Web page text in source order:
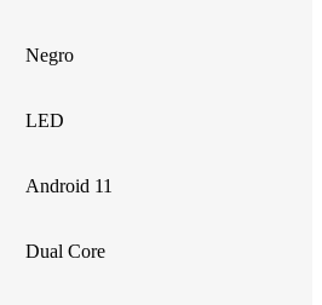
Negro
LED
Android 11
Dual Core